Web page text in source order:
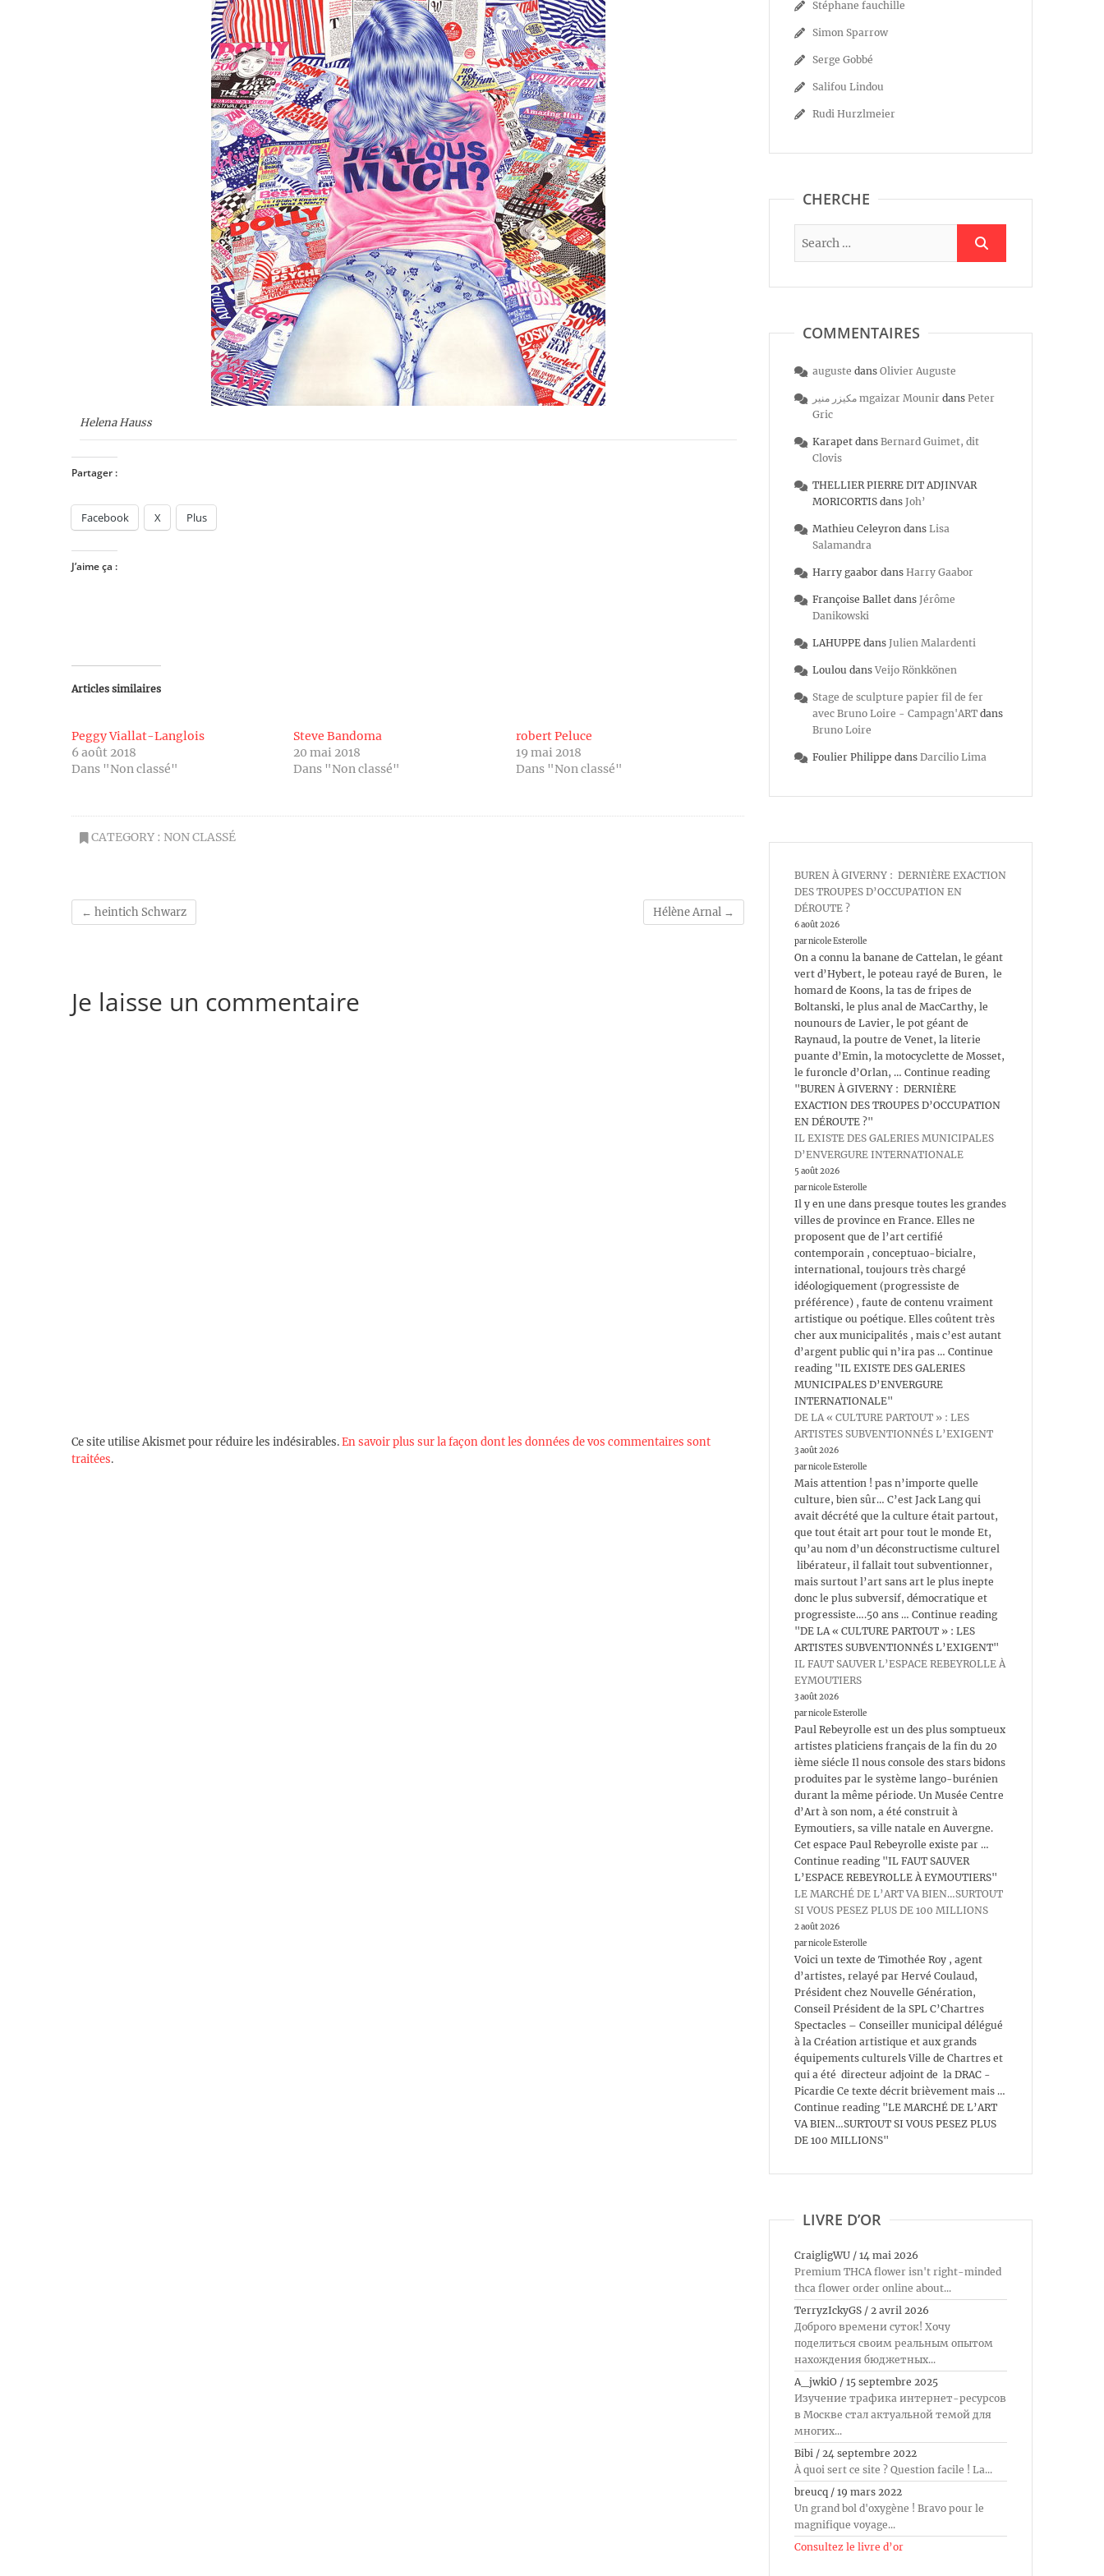
Helena Hauss
Partager :
Facebook X Plus
J’aime ça :
Articles similaires
Peggy Viallat-Langlois
6 août 2018
Dans "Non classé"
Steve Bandoma
20 mai 2018
Dans "Non classé"
robert Peluce
19 mai 2018
Dans "Non classé"
CATEGORY : NON CLASSÉ
← heintich Schwarz Hélène Arnal →
Je laisse un commentaire
Ce site utilise Akismet pour réduire les indésirables.En savoir plus sur la façon dont les données de vos commentaires sont
traitées.
Stéphane fauchille
Simon Sparrow
Serge Gobbé
Salifou Lindou
Rudi Hurzlmeier
CHERCHE
COMMENTAIRES
auguste dans Olivier Auguste
مكيزر منير mgaizar Mounir dans Peter
Gric
Karapet dans Bernard Guimet, dit
Clovis
THELLIER PIERRE DIT ADJINVAR
MORICORTIS dans Joh’
Mathieu Celeyron dans Lisa
Salamandra
Harry gaabor dans Harry Gaabor
Françoise Ballet dans Jérôme
Danikowski
LAHUPPE dans Julien Malardenti
Loulou dans Veijo Rönkkönen
Stage de sculpture papier fil de fer
avec Bruno Loire - Campagn'ART dans
Bruno Loire
Foulier Philippe dans Darcilio Lima
BUREN À GIVERNY : DERNIÈRE EXACTION
DES TROUPES D’OCCUPATION EN
DÉROUTE ?
6 août 2026
par nicole Esterolle
On a connu la banane de Cattelan, le géant
vert d’Hybert, le poteau rayé de Buren, le
homard de Koons, la tas de fripes de
Boltanski, le plus anal de MacCarthy, le
nounours de Lavier, le pot géant de
Raynaud, la poutre de Venet, la literie
puante d’Emin, la motocyclette de Mosset,
le furoncle d’Orlan, … Continue reading
"BUREN À GIVERNY : DERNIÈRE
EXACTION DES TROUPES D’OCCUPATION
EN DÉROUTE ?"
IL EXISTE DES GALERIES MUNICIPALES
D’ENVERGURE INTERNATIONALE
5 août 2026
par nicole Esterolle
Il y en une dans presque toutes les grandes
villes de province en France. Elles ne
proposent que de l’art certifié
contemporain , conceptuao-bicialre,
international, toujours très chargé
idéologiquement (progressiste de
préférence) , faute de contenu vraiment
artistique ou poétique. Elles coûtent très
cher aux municipalités , mais c’est autant
d’argent public qui n’ira pas … Continue
reading "IL EXISTE DES GALERIES
MUNICIPALES D’ENVERGURE
INTERNATIONALE"
DE LA « CULTURE PARTOUT » : LES
ARTISTES SUBVENTIONNÉS L’EXIGENT
3 août 2026
par nicole Esterolle
Mais attention ! pas n’importe quelle
culture, bien sûr… C’est Jack Lang qui
avait décrété que la culture était partout,
que tout était art pour tout le monde Et,
qu’au nom d’un déconstructisme culturel
libérateur, il fallait tout subventionner,
mais surtout l’art sans art le plus inepte
donc le plus subversif, démocratique et
progressiste….50 ans … Continue reading
"DE LA « CULTURE PARTOUT » : LES
ARTISTES SUBVENTIONNÉS L’EXIGENT"
IL FAUT SAUVER L’ESPACE REBEYROLLE À
EYMOUTIERS
3 août 2026
par nicole Esterolle
Paul Rebeyrolle est un des plus somptueux
artistes platiciens français de la fin du 20
ième siécle Il nous console des stars bidons
produites par le système lango-burénien
durant la même période. Un Musée Centre
d’Art à son nom, a été construit à
Eymoutiers, sa ville natale en Auvergne.
Cet espace Paul Rebeyrolle existe par …
Continue reading "IL FAUT SAUVER
L’ESPACE REBEYROLLE À EYMOUTIERS"
LE MARCHÉ DE L’ART VA BIEN…SURTOUT
SI VOUS PESEZ PLUS DE 100 MILLIONS
2 août 2026
par nicole Esterolle
Voici un texte de Timothée Roy , agent
d’artistes, relayé par Hervé Coulaud,
Président chez Nouvelle Génération,
Conseil Président de la SPL C’Chartres
Spectacles – Conseiller municipal délégué
à la Création artistique et aux grands
équipements culturels Ville de Chartres et
qui a été directeur adjoint de la DRAC -
Picardie Ce texte décrit brièvement mais …
Continue reading "LE MARCHÉ DE L’ART
VA BIEN…SURTOUT SI VOUS PESEZ PLUS
DE 100 MILLIONS"
LIVRE D’OR
CraigligWU / 14 mai 2026
Premium THCA flower isn't right-minded
thca flower order online about...
TerryzIckyGS / 2 avril 2026
Доброго времени суток! Хочу
поделиться своим реальным опытом
нахождения бюджетных...
A_jwkiO / 15 septembre 2025
Изучение трафика интернет-ресурсов
в Москве стал актуальной темой для
многих...
Bibi / 24 septembre 2022
À quoi sert ce site ? Question facile ! La...
breucq / 19 mars 2022
Un grand bol d'oxygène ! Bravo pour le
magnifique voyage...
Consultez le livre d’or